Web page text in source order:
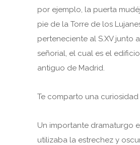
por ejemplo, la puerta
pie de la Torre de los
perteneciente al S.XV junto
señorial, el cual es el
antiguo de Madrid.
Te comparto una curiosidad
Un importante dramaturgo
utilizaba la estrechez y